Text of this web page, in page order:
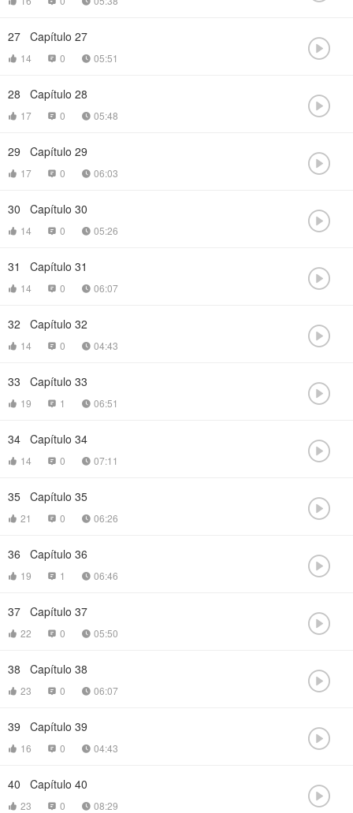
27 Capítulo 27
 14  0  05:51 
28 Capítulo 28
 17  0  05:48 
29 Capítulo 29
 17  0  06:03 
30 Capítulo 30
 14  0  05:26 
31 Capítulo 31
 14  0  06:07 
32 Capítulo 32
 14  0  04:43 
33 Capítulo 33
 19  1  06:51 
34 Capítulo 34
 14  0  07:11 
35 Capítulo 35
 21  0  06:26 
36 Capítulo 36
 19  1  06:46 
37 Capítulo 37
 22  0  05:50 
38 Capítulo 38
 23  0  06:07 
39 Capítulo 39
 16  0  04:43 
40 Capítulo 40
 23  0  08:29 